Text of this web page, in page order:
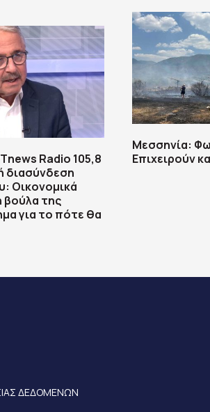
Radio 105,8
διασύνδεση
Οικονομικά
βούλα της
για το πότε θα
Μεσσηνία:
Επιχειρούν
ΔΕΔΟΜΕΝΩΝ